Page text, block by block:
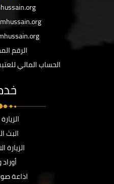
الرقم
الحساب المالي
البث
الزيارة
اذاعة